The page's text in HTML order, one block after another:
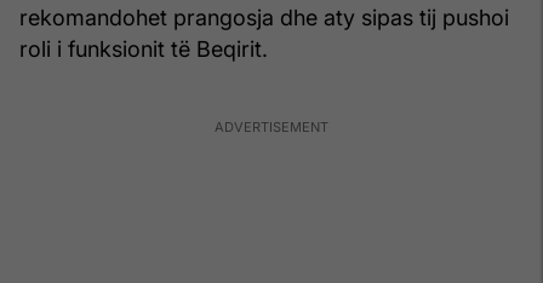
rekomandohet prangosja dhe aty sipas tij pushoi
roli i funksionit të Beqirit.